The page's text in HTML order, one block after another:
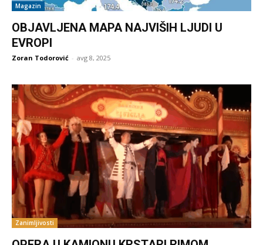
Magazin
OBJAVLJENA MAPA NAJVIŠIH LJUDI U
EVROPI
Zoran Todorović - avg 8, 2025
Zanimljivosti